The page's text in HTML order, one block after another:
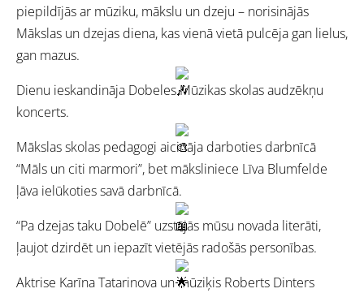
piepildījās ar mūziku, mākslu un dzeju – norisinājās
Mākslas un dzejas diena, kas vienā vietā pulcēja gan lielus,
gan mazus.
Dienu ieskandināja Dobeles Mūzikas skolas audzēkņu
koncerts.
Mākslas skolas pedagogi aicināja darboties darbnīcā
“Māls un citi marmori”, bet māksliniece Līva Blumfelde
ļāva ielūkoties savā darbnīcā.
“Pa dzejas taku Dobelē” uzstājās mūsu novada literāti,
ļaujot dzirdēt un iepazīt vietējās radošās personības.
Aktrise Karīna Tatarinova un mūziķis Roberts Dinters